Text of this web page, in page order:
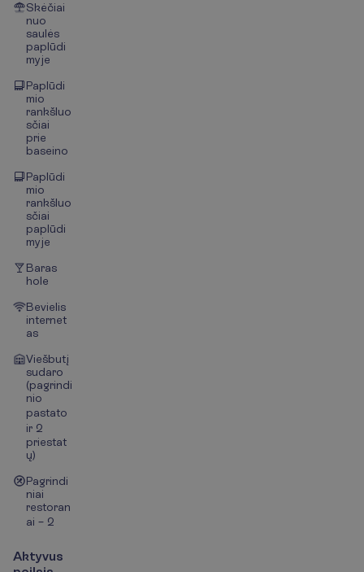
Skėčiai
nuo
saulės
paplūdi
myje
Paplūdi
mio
rankšluo
sčiai
prie
baseino
Paplūdi
mio
rankšluo
sčiai
paplūdi
myje
Baras
hole
Bevielis
internet
as
Viešbutį
sudaro
(pagrindi
nio
pastato
ir 2
priestat
ų)
Pagrindi
niai
restoran
ai – 2
Aktyvus